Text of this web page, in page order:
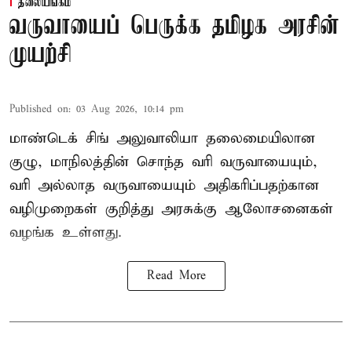
தலையங்கம்
வருவாயைப் பெருக்க தமிழக அரசின்
முயற்சி
Published on: 03 Aug 2026, 10:14 pm
மாண்டெக் சிங் அலுவாலியா தலைமையிலான
குழு, மாநிலத்தின் சொந்த வரி வருவாயையும்,
வரி அல்லாத வருவாயையும் அதிகரிப்பதற்கான
வழிமுறைகள் குறித்து அரசுக்கு ஆலோசனைகள்
வழங்க உள்ளது.
Read More